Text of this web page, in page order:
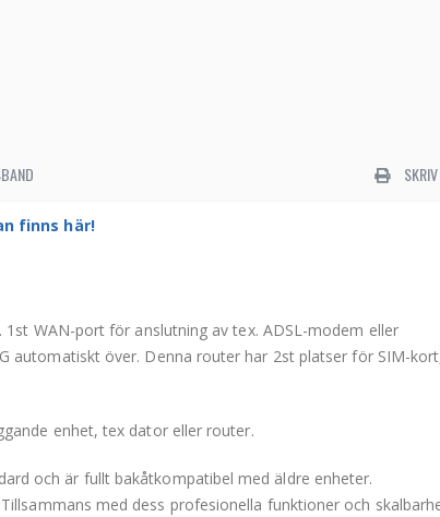
finns här!
WAN-port för anslutning av tex. ADSL-modem eller
automatiskt över. Denna router har 2st platser för SIM-
enhet, tex dator eller router.
och är fullt bakåtkompatibel med äldre enheter.
med dess profesionella funktioner och